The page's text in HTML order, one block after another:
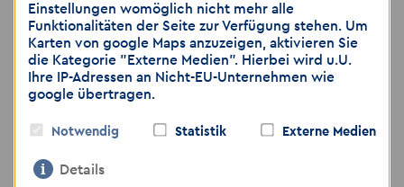
Hinweis: Wir weisen darauf hin, dass die
Übermittlung von personenbezogenen Daten
über E-Mail als unsicher eingestuft wird. Bitte
achten Sie darauf, dass Sie lediglich dann
wenn Sie das Risiko als gering einschätzen.
Beispiel medizinische Gutachten, ärztliche
Einstellungen womöglich nicht mehr alle
Funktionalitäten der Seite zur Verfügung stehen. Um
Karten von google Maps anzuzeigen, aktivieren Sie
die Kategorie "Externe Medien". Hierbei wird u.U.
Ihre IP-Adressen an Nicht-EU-Unternehmen wie
google übertragen.
Notwendig Statistik Externe Medien
Details